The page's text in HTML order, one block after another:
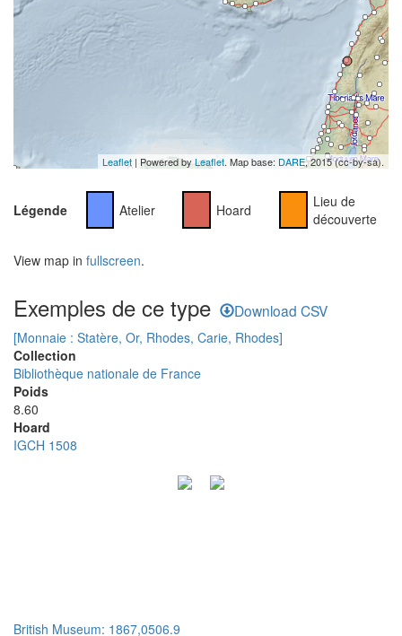
Leaflet | Powered byLeaflet. Map base: DARE, 2015 (cc-by-sa).
Légende Atelier Hoard
Lieu de
découverte
View map in fullscreen.
Exemples de ce type Download CSV
[Monnaie : Statère, Or, Rhodes, Carie, Rhodes]
Collection
Bibliothèque nationale de France
Poids
8.60
Hoard
IGCH 1508
British Museum: 1867,0506.9